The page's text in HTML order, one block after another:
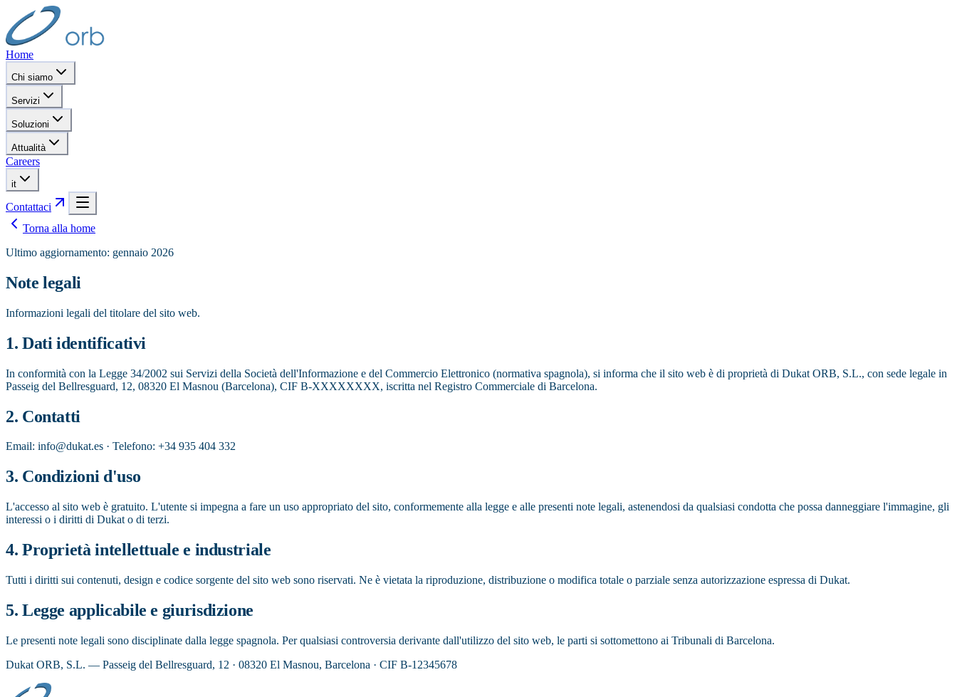
Home
Chi siamo
Servizi
Soluzioni
Attualità
Careers
it
Contattaci
Torna alla home
Ultimo aggiornamento: gennaio 2026
Note legali
Informazioni legali del titolare del sito web.
1. Dati identificativi
In conformità con la Legge 34/2002 sui Servizi della Società dell'Informazione e del Commercio Elettronico (normativa spagnola), si informa che il sito web è di proprietà di Dukat ORB, S.L., con sede legale in
Passeig del Bellresguard, 12, 08320 El Masnou (Barcelona), CIF B-XXXXXXXX, iscritta nel Registro Commerciale di Barcelona.
2. Contatti
Email: info@dukat.es · Telefono: +34 935 404 332
3. Condizioni d'uso
L'accesso al sito web è gratuito. L'utente si impegna a fare un uso appropriato del sito, conformemente alla legge e alle presenti note legali, astenendosi da qualsiasi condotta che possa danneggiare l'immagine, gli
interessi o i diritti di Dukat o di terzi.
4. Proprietà intellettuale e industriale
Tutti i diritti sui contenuti, design e codice sorgente del sito web sono riservati. Ne è vietata la riproduzione, distribuzione o modifica totale o parziale senza autorizzazione espressa di Dukat.
5. Legge applicabile e giurisdizione
Le presenti note legali sono disciplinate dalla legge spagnola. Per qualsiasi controversia derivante dall'utilizzo del sito web, le parti si sottomettono ai Tribunali di Barcelona.
Dukat ORB, S.L. — Passeig del Bellresguard, 12 · 08320 El Masnou, Barcelona · CIF B-12345678